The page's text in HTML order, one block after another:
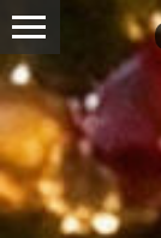
Panneau de gestion